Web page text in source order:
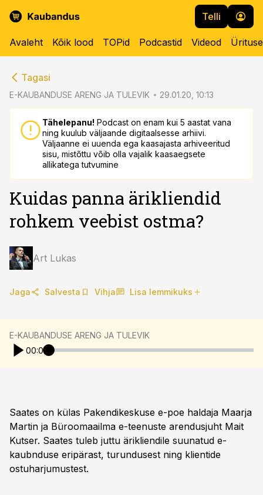
Telli
Avaleht Kõik lood TOPid Podcastid Videod
Tagasi
E-KAUBANDUSE ARENG JA TULEVIK 29.01.20, 10:13
Tähelepanu! Podcast on enam kui 5 aastat vana
ning kuulub väljaande digitaalsesse arhiivi.
Väljaanne ei uuenda ega kaasajasta arhiveeritud
sisu, mistõttu võib olla vajalik kaasaegsete
allikatega tutvumine
Kuidas panna ärikliendid
rohkem veebist ostma?
Art Lukas
Jaga Salvesta Vihja Lisa lemmikuks
E-KAUBANDUSE ARENG JA TULEVIK
00:00
Saates on külas Pakendikeskuse e-poe haldaja Maarja
Martin ja Büroomaailma e-teenuste arendusjuht Mait
Kutser. Saates tuleb juttu ärikliendile suunatud e-
kaubnduse eripärast, turundusest ning klientide
ostuharjumustest.